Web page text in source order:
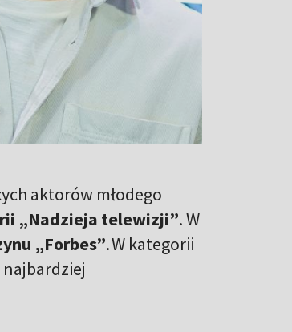
aktorów młodego
„Nadzieja telewizji”. W
„Forbes”. W kategorii
najbardziej